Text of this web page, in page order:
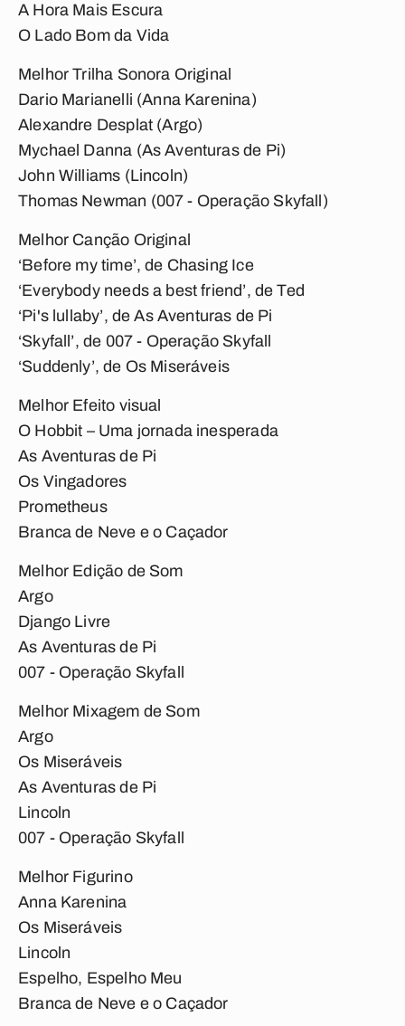
A Hora Mais Escura
O Lado Bom da Vida
Melhor Trilha Sonora Original
Dario Marianelli (Anna Karenina)
Alexandre Desplat (Argo)
Mychael Danna (As Aventuras de Pi)
John Williams (Lincoln)
Thomas Newman (007 - Operação Skyfall)
Melhor Canção Original
‘Before my time’, de Chasing Ice
‘Everybody needs a best friend’, de Ted
‘Pi's lullaby’, de As Aventuras de Pi
‘Skyfall’, de 007 - Operação Skyfall
‘Suddenly’, de Os Miseráveis
Melhor Efeito visual
O Hobbit – Uma jornada inesperada
As Aventuras de Pi
Os Vingadores
Prometheus
Branca de Neve e o Caçador
Melhor Edição de Som
Argo
Django Livre
As Aventuras de Pi
007 - Operação Skyfall
Melhor Mixagem de Som
Argo
Os Miseráveis
As Aventuras de Pi
Lincoln
007 - Operação Skyfall
Melhor Figurino
Anna Karenina
Os Miseráveis
Lincoln
Espelho, Espelho Meu
Branca de Neve e o Caçador